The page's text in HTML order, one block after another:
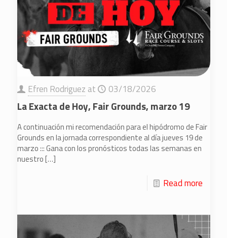
Efren Rodriguez at 03/18/2026
La Exacta de Hoy, Fair Grounds, marzo 19
A continuación mi recomendación para el hipódromo de Fair
Grounds en la jornada correspondiente al día jueves 19 de
marzo ::: Gana con los pronósticos todas las semanas en
nuestro[…]
Read more